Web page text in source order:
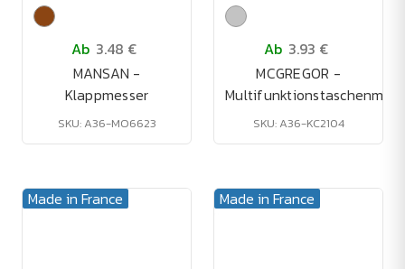
Ab 3.48 €
MANSAN -
Klappmesser
SKU: A36-MO6623
Ab 3.93 €
MCGREGOR -
SKU: A36-KC2104
Made in France Made in France